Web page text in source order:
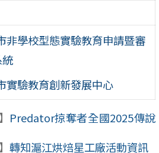
非學校型態實驗教育申請暨審
實驗教育創新發展中心
Predator掠奪者全國2025傳說
轉知滬江烘焙星工廠活動資訊